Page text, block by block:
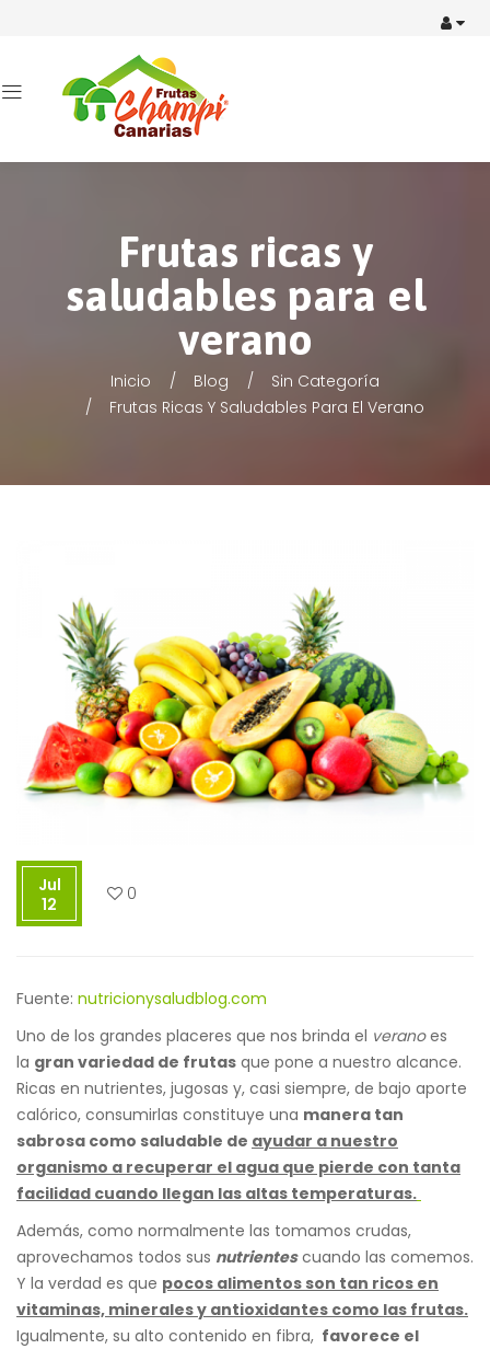
Frutas ricas y
saludables para el
verano
Inicio Blog
Sin Categoría
Frutas Ricas Y Saludables Para El Verano
Jul
12
0
Fuente: nutricionysaludblog.com
Uno de los grandes placeres que nos brinda el veranoes
la gran variedad de frutas que pone a nuestro alcance.
Ricas en nutrientes, jugosas y, casi siempre, de bajo aporte
calórico, consumirlas constituye una manera tan
sabrosa como saludable de ayudar a nuestro
organismo a recuperar el agua que pierde con tanta
facilidad cuando llegan las altas temperaturas.
Además, como normalmente las tomamos crudas,
aprovechamos todos sus nutrientes cuando las comemos.
Y la verdad es que pocos alimentos son tan ricos en
vitaminas, minerales y antioxidantes como las frutas.
Igualmente, su alto contenido en fibra, favorece el